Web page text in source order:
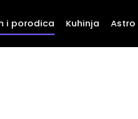
i porodica Kuhinja Astro